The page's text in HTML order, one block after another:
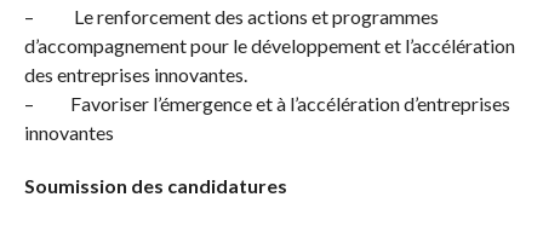
– Le renforcement des actions et programmes
d’accompagnement pour le développement et l’accélération
des entreprises innovantes.
– Favoriser l’émergence et à l’accélération d’entreprises
innovantes
Soumission des candidatures